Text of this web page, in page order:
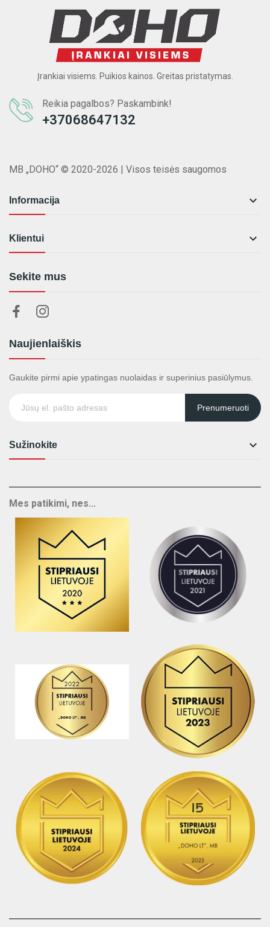
Įrankiai visiems. Puikios kainos. Greitas pristatymas.
Reikia pagalbos? Paskambink!
+37068647132
MB „DOHO“ © 2020-2026 | Visos teisės saugomos
Informacija 
Klientui 
Sekite mus
Naujienlaiškis
Gaukite pirmi apie ypatingas nuolaidas ir superinius pasiūlymus.
Prenumeruoti
Sužinokite 
Mes patikimi, nes...